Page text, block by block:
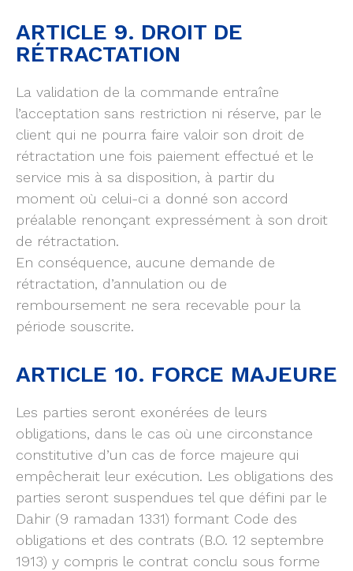
ARTICLE 9. DROIT DE
RÉTRACTATION
La validation de la commande entraîne
l’acceptation sans restriction ni réserve, par le
client qui ne pourra faire valoir son droit de
rétractation une fois paiement effectué et le
service mis à sa disposition, à partir du
moment où celui-ci a donné son accord
préalable renonçant expressément à son droit
de rétractation.
En conséquence, aucune demande de
rétractation, d’annulation ou de
remboursement ne sera recevable pour la
période souscrite.
ARTICLE 10. FORCE MAJEURE
Les parties seront exonérées de leurs
obligations, dans le cas où une circonstance
constitutive d’un cas de force majeure qui
empêcherait leur exécution. Les obligations des
parties seront suspendues tel que défini par le
Dahir (9 ramadan 1331) formant Code des
obligations et des contrats (B.O. 12 septembre
1913) y compris le contrat conclu sous forme